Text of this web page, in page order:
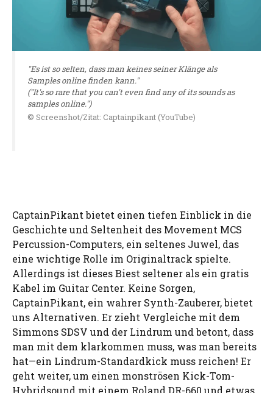
"Es ist so selten, dass man keines seiner Klänge als
Samples online finden kann."
("It's so rare that you can't even find any of its sounds as
samples online.")
© Screenshot/Zitat: Captainpikant (YouTube)
CaptainPikant bietet einen tiefen Einblick in die
Geschichte und Seltenheit des Movement MCS
Percussion-Computers, ein seltenes Juwel, das
eine wichtige Rolle im Originaltrack spielte.
Allerdings ist dieses Biest seltener als ein gratis
Kabel im Guitar Center. Keine Sorgen,
CaptainPikant, ein wahrer Synth-Zauberer, bietet
uns Alternativen. Er zieht Vergleiche mit dem
Simmons SDSV und der Lindrum und betont, dass
man mit dem klarkommen muss, was man bereits
hat—ein Lindrum-Standardkick muss reichen! Er
geht weiter, um einen monströsen Kick-Tom-
Hybridsound mit einem Roland DR-660 und etwas